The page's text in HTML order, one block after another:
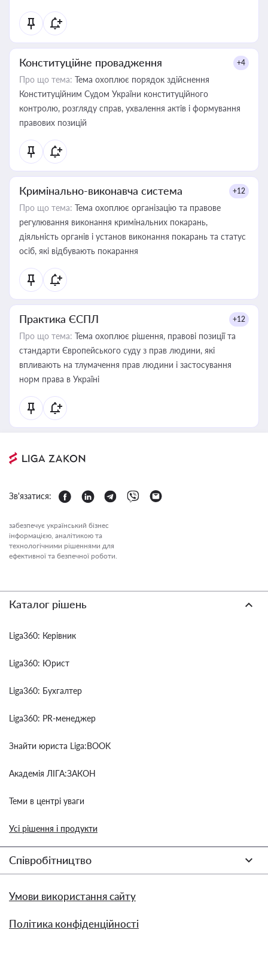
Конституційне провадження +4
Про що тема: Тема охоплює порядок здійснення
Конституційним Судом України конституційного
контролю, розгляду справ, ухвалення актів і формування
правових позицій
Кримінально-виконавча система +12
Про що тема: Тема охоплює організацію та правове
регулювання виконання кримінальних покарань,
діяльність органів і установ виконання покарань та статус
осіб, які відбувають покарання
Практика ЄСПЛ +12
Про що тема: Тема охоплює рішення, правові позиції та
стандарти Європейського суду з прав людини, які
впливають на тлумачення прав людини і застосування
норм права в Україні
Зв'язатися:
забезпечує український бізнес
інформацією, аналітикою та
технологічними рішеннями для
ефективної та безпечної роботи.
Каталог рішень
Liga360: Керівник
Liga360: Юрист
Liga360: Бухгалтер
Liga360: PR-менеджер
Знайти юриста Liga:BOOK
Академія ЛІГА:ЗАКОН
Теми в центрі уваги
Усі рішення і продукти
Співробітництво
Умови використання сайту
Політика конфіденційності